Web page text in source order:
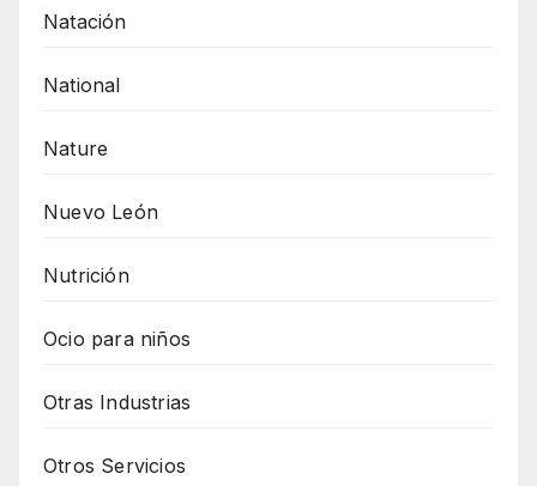
Natación
National
Nature
Nuevo León
Nutrición
Ocio para niños
Otras Industrias
Otros Servicios